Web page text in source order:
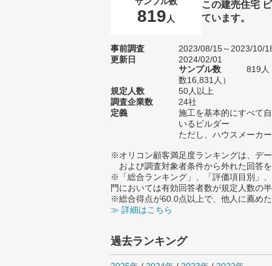
819 人
この建売住宅
ています。
事前調査
2023/08/15～2023/10/
更新日
2024/02/01
サンプル数
819人
数16,831人）
規定人数
50人以上
調査企業数
24社
定義
施工を基本的にすべて
いるビルダー
ただし、ハウスメーカ
※オリコン顧客満足度ランキングは、デ
および調査対象者条件から外れた回答
※「総合ランキング」、「評価項目別」
門においては有効回答者数が規定人数の
※総合得点が60.0点以上で、他人に薦め
≫ 詳細はこちら
過去ランキング